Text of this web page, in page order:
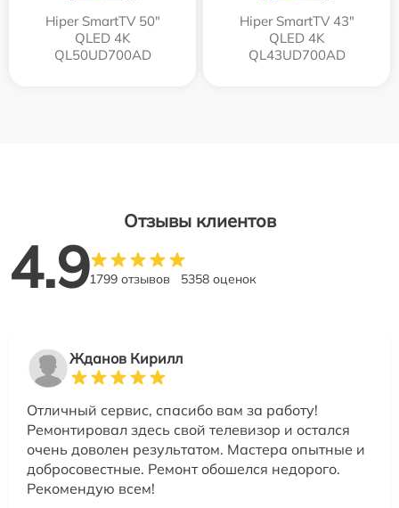
Hiper SmartTV 50"
QLED 4K
QL50UD700AD
Hiper SmartTV 43"
QLED 4K
QL43UD700AD
Отзывы клиентов
4.91799 отзывов 5358 оценок
Жданов Кирилл
Отличный сервис, спасибо вам за работу!
Ремонтировал здесь свой телевизор и остался
очень доволен результатом. Мастера опытные и
добросовестные. Ремонт обошелся недорого.
Рекомендую всем!